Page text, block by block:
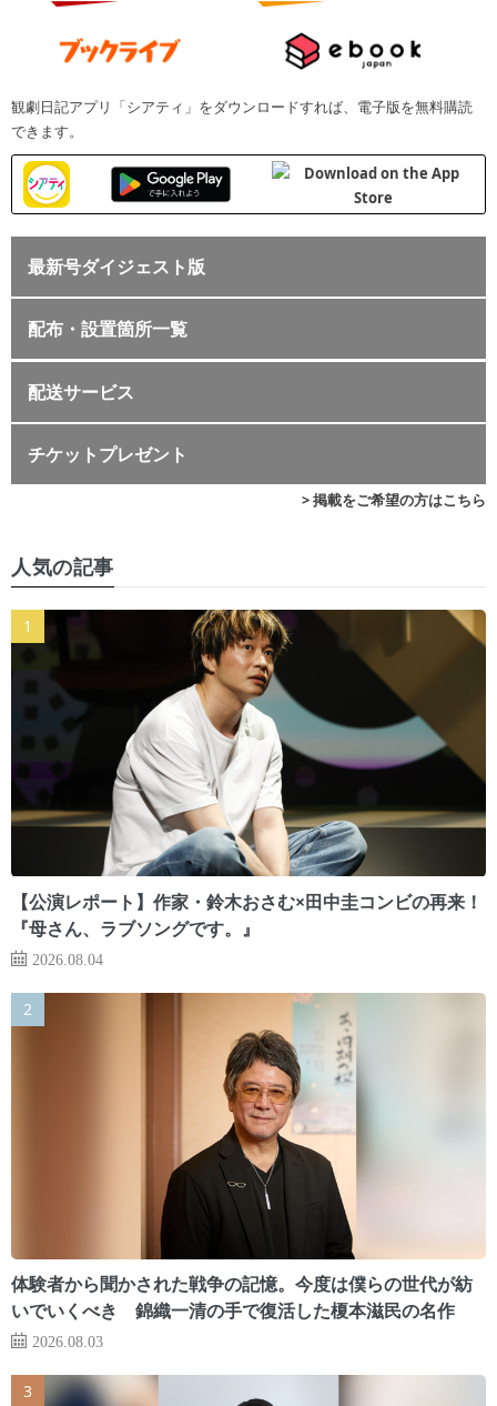
観劇日記アプリ「シアティ」をダウンロードすれば、電子版を無料購読
できます。
最新号ダイジェスト版
配布・設置箇所一覧
配送サービス
チケットプレゼント
> 掲載をご希望の方はこちら
人気の記事
【公演レポート】作家・鈴木おさむ×田中圭コンビの再来！
『母さん、ラブソングです。』
2026.08.04
体験者から聞かされた戦争の記憶。今度は僕らの世代が紡
いでいくべき 錦織一清の手で復活した榎本滋民の名作
2026.08.03